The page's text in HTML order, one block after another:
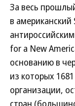
За весь
в
for a New
основанию в
из которых
организации,
стран